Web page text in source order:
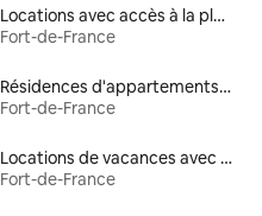
Locations avec accès à la plage
Fort-de-France
Résidences d'appartements en location
Fort-de-France
Locations de vacances avec piscine
Fort-de-France